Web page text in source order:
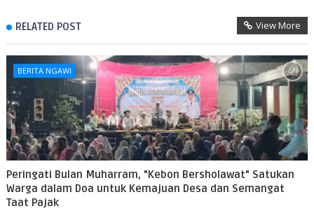
RELATED POST View More
BERITA NGAWI
Peringati Bulan Muharram, "Kebon Bersholawat" Satukan
Warga dalam Doa untuk Kemajuan Desa dan Semangat
Taat Pajak